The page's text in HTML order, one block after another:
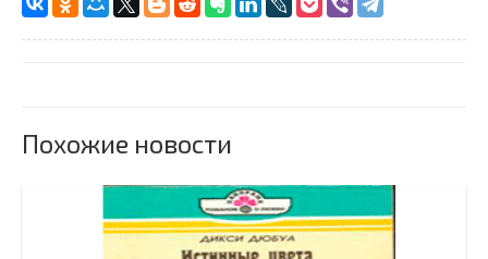
Похожие новости